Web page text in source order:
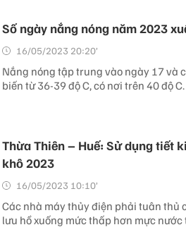
Số ngày nắng nóng năm 2023
16/05/2023 20:20’
Nắng nóng tập trung vào ngày 17 và
biến từ 36-39 độ C, có nơi trên 40 độ C.
Thừa Thiên – Huế: Sử dụng tiết
khô 2023
16/05/2023 10:10’
Các nhà máy thủy điện phải tuân thủ
lưu hồ xuống mức thấp hơn mực